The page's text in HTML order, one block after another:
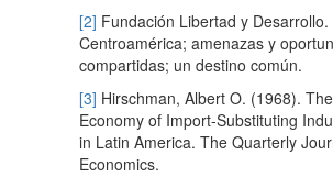
[2] Fundación Libertad y
Centroamérica; amenazas y
compartidas; un destino común.
[3] Hirschman, Albert O. (1968).
Economy of Import-Substituting
in Latin America. The Quarterly
Economics.